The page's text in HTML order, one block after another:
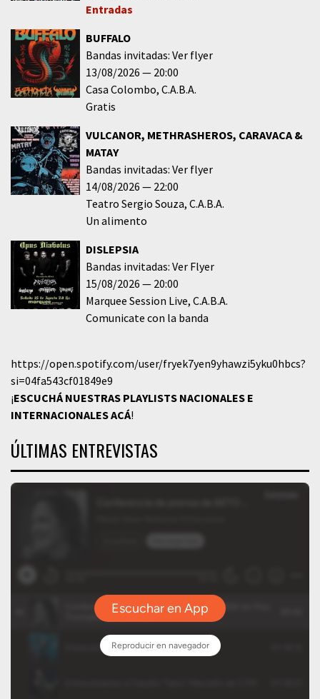
Entradas
BUFFALO
Bandas invitadas: Ver flyer
13/08/2026
20:00
Casa Colombo C.A.B.A.
Gratis
VULCANOR, METHRASHEROS, CARAVACA &
MATAY
Bandas invitadas: Ver flyer
14/08/2026
22:00
Teatro Sergio Souza C.A.B.A.
Un alimento
DISLEPSIA
Bandas invitadas: Ver Flyer
15/08/2026
20:00
Marquee Session Live C.A.B.A.
Comunicate con la banda
https://open.spotify.com/user/fryek7yen9yhawzi5yku0hbcs?
si=04fa543cf01849e9
¡ESCUCHÁ NUESTRAS PLAYLISTS NACIONALES E
INTERNACIONALESACÁ!
ÚLTIMAS ENTREVISTAS